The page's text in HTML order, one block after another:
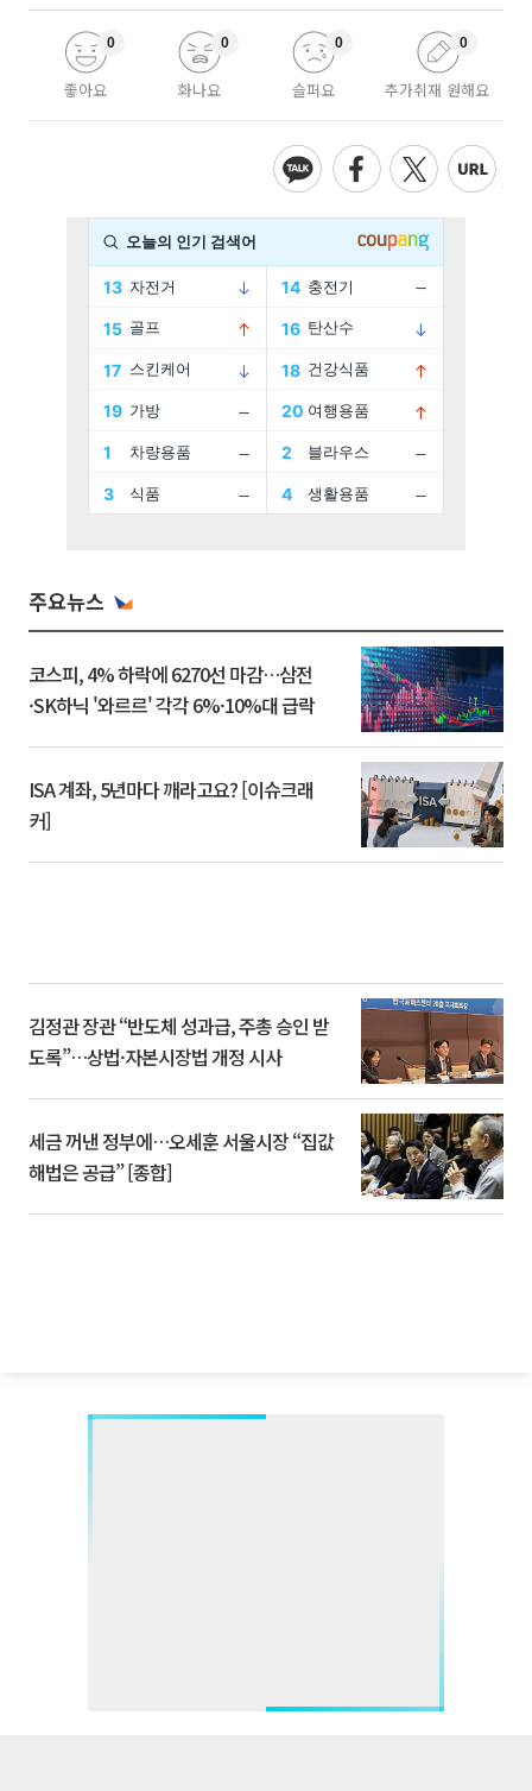
좋아요
0
화나요
0
슬퍼요
0
추가취재 원해요
0
주요뉴스
코스피, 4% 하락에 6270선 마감…삼전
·SK하닉 '와르르' 각각 6%·10%대 급락
ISA 계좌, 5년마다 깨라고요? [이슈크래
커]
김정관 장관 “반도체 성과급, 주총 승인 받
도록”…상법·자본시장법 개정 시사
세금 꺼낸 정부에…오세훈 서울시장 “집값
해법은 공급” [종합]